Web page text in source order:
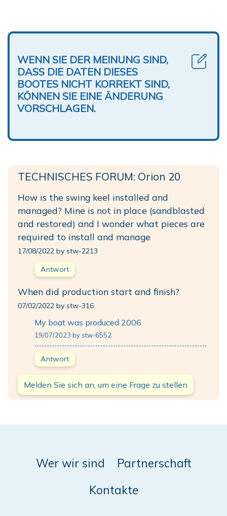
WENN SIE DER MEINUNG SIND,
DASS DIE DATEN DIESES
BOOTES NICHT KORREKT SIND,
KÖNNEN SIE EINE ÄNDERUNG
VORSCHLAGEN.
TECHNISCHES FORUM: Orion 20
How is the swing keel installed and
managed? Mine is not in place (sandblasted
and restored) and I wonder what pieces are
required to install and manage
17/08/2022 by stw-2213
Antwort
When did production start and finish?
07/02/2022 by stw-316
My boat was produced 2006
19/07/2023 by stw-6552
Antwort
Melden Sie sich an, um eine Frage zu stellen
Wer wir sind
Partnerschaft
Kontakte